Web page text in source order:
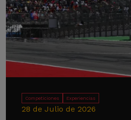
Competiciones Experiencias
28 de Julio de 2026